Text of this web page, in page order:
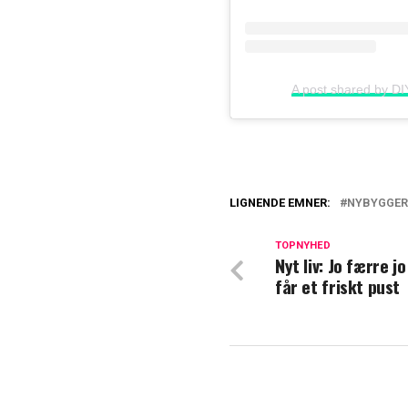
Sif Steendahl
Sådan har livet
LIGNENDE EMNER:
TOPNYHED
Nyt liv: Jo færre
får et friskt pust